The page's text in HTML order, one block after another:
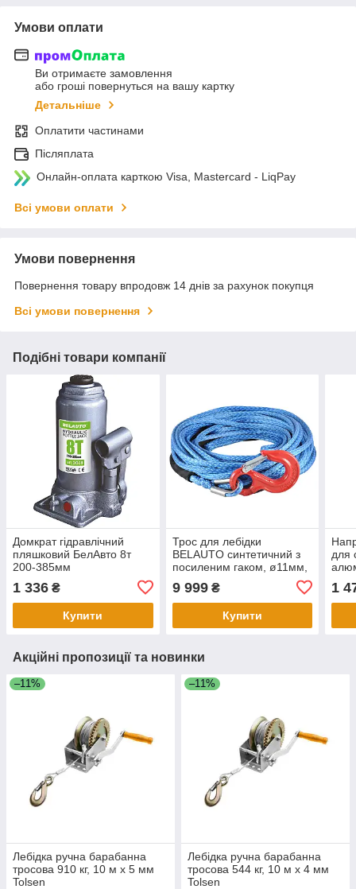
Умови оплати
Ви отримаєте замовлення
або гроші повернуться на вашу картку
Детальніше
Оплатити частинами
Післяплата
Онлайн-оплата карткою Visa, Mastercard - LiqPay
Всі умови оплати
Умови повернення
Повернення товару впродовж 14 днів за рахунок покупця
Всі умови повернення
Подібні товари компанії
Домкрат гідравлічний
пляшковий БелАвто 8т
200-385мм
1 336 ₴
Купити
Трос для лебідки
BELAUTO синтетичний з
посиленим гаком, ø11мм,
9 999₴
Купити
для
1
Акційні пропозиції та новинки
–11%
Лебідка ручна барабанна
тросова 910 кг, 10 м х 5 мм
Tolsen
–11%
Лебідка ручна барабанна
тросова 544 кг, 10 м х 4 мм
Tolsen